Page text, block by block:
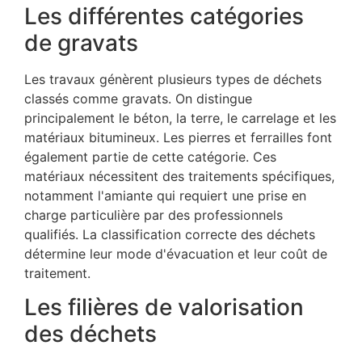
Les différentes catégories
de gravats
Les travaux génèrent plusieurs types de déchets
classés comme gravats. On distingue
principalement le béton, la terre, le carrelage et les
matériaux bitumineux. Les pierres et ferrailles font
également partie de cette catégorie. Ces
matériaux nécessitent des traitements spécifiques,
notamment l'amiante qui requiert une prise en
charge particulière par des professionnels
qualifiés. La classification correcte des déchets
détermine leur mode d'évacuation et leur coût de
traitement.
Les filières de valorisation
des déchets